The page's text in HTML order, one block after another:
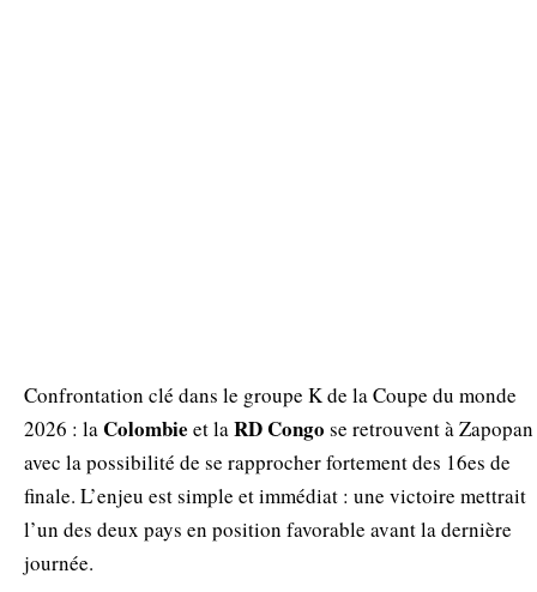
Confrontation clé dans le groupe K de la Coupe du monde
2026 : laColombie et laRD Congo se retrouvent à Zapopan
avec la possibilité de se rapprocher fortement des 16es de
finale. L’enjeu est simple et immédiat : une victoire mettrait
l’un des deux pays en position favorable avant la dernière
journée.